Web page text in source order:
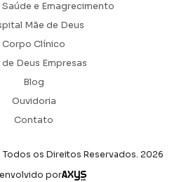
e Emagrecimento
Mãe de Deus
Corpo Clínico
de Deus Empresas
Blog
Ouvidoria
Contato
Todos os Direitos Reservados. 2026
por